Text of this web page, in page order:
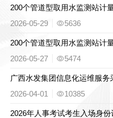
2026-05-29
5636
2026-05-27
5474
2026-04-01
10385